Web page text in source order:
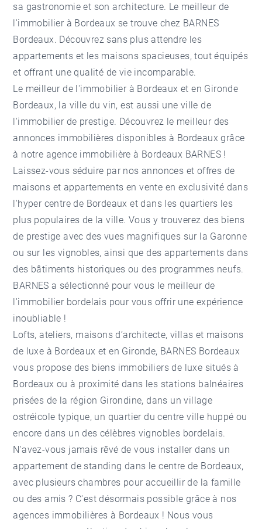
sa gastronomie et son architecture. Le meilleur de
l'immobilier à Bordeaux se trouve chez BARNES
Bordeaux. Découvrez sans plus attendre les
appartements et les maisons spacieuses, tout équipés
et offrant une qualité de vie incomparable.
Le meilleur de l'immobilier à Bordeaux et en Gironde
Bordeaux, la ville du vin, est aussi une ville de
l'immobilier de prestige. Découvrez le meilleur des
annonces immobilières disponibles à Bordeaux grâce
à notre agence immobilière à Bordeaux BARNES !
Laissez-vous séduire par nos annonces et offres de
maisons et appartements en vente en exclusivité dans
l'hyper centre de Bordeaux et dans les quartiers les
plus populaires de la ville. Vous y trouverez des biens
de prestige avec des vues magnifiques sur la Garonne
ou sur les vignobles, ainsi que des appartements dans
des bâtiments historiques ou des programmes neufs.
BARNES a sélectionné pour vous le meilleur de
l'immobilier bordelais pour vous offrir une expérience
inoubliable !
Lofts, ateliers, maisons d’architecte, villas et maisons
de luxe à Bordeaux et en Gironde, BARNES Bordeaux
vous propose des biens immobiliers de luxe situés à
Bordeaux ou à proximité dans les stations balnéaires
prisées de la région Girondine, dans un village
ostréicole typique, un quartier du centre ville huppé ou
encore dans un des célèbres vignobles bordelais.
N'avez-vous jamais rêvé de vous installer dans un
appartement de standing dans le centre de Bordeaux,
avec plusieurs chambres pour accueillir de la famille
ou des amis ? C'est désormais possible grâce à nos
agences immobilières à Bordeaux ! Nous vous